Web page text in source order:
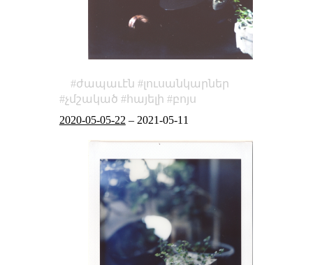
ժապաւէն
լուսանկարներ
չմշակած
հայելի
բոյս
2020-05-05-22 – 2021-05-11